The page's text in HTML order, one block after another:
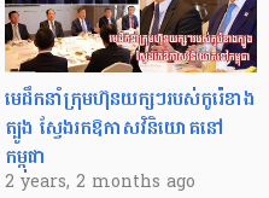
មេដឹកនាំក្រុមហ៊ុនយក្សៗរបស់កូរ៉េខាង
ត្បូង ស្វែងរកឱកាសវិនិយោគនៅ
កម្ពុជា
2 years, 2 months ago